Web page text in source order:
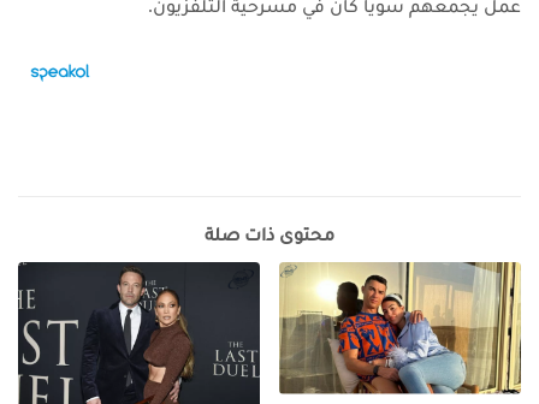
عمل يجمعهم سوياً كان في مسرحية التلفزيون.
محتوى ذات صلة